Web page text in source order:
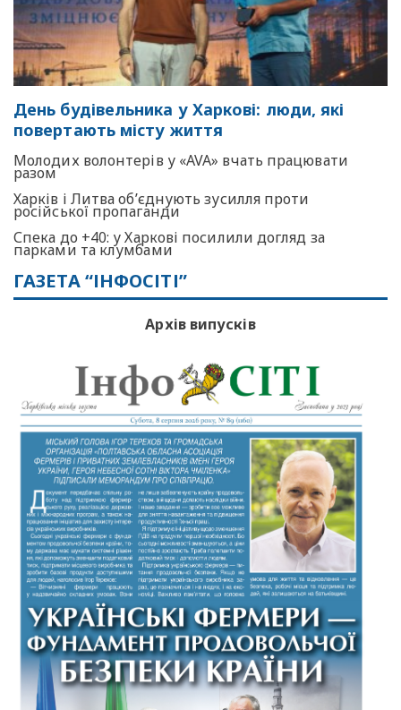
День будівельника у Харкові: люди, які
повертають місту життя
Молодих волонтерів у «AVA» вчать працювати
разом
Харків і Литва об’єднують зусилля проти
російської пропаганди
Спека до +40: у Харкові посилили догляд за
парками та клумбами
ГАЗЕТА “ІНФОСІТІ”
Архів випусків